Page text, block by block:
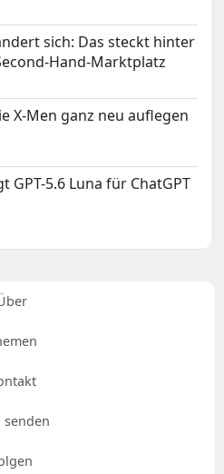
sich: Das steckt hinter
Hand-Marktplatz
X-Men ganz neu auflegen
GPT-5.6 Luna für ChatGPT
senden